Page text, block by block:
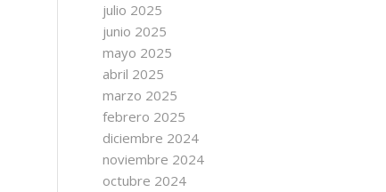
julio 2025
junio 2025
mayo 2025
abril 2025
marzo 2025
febrero 2025
diciembre 2024
noviembre 2024
octubre 2024